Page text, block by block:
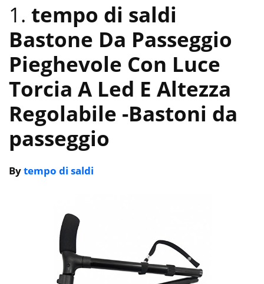
1. tempo di saldi
Bastone Da Passeggio
Pieghevole Con Luce
Torcia A Led E Altezza
Regolabile -Bastoni da
passeggio
Bytempo di saldi